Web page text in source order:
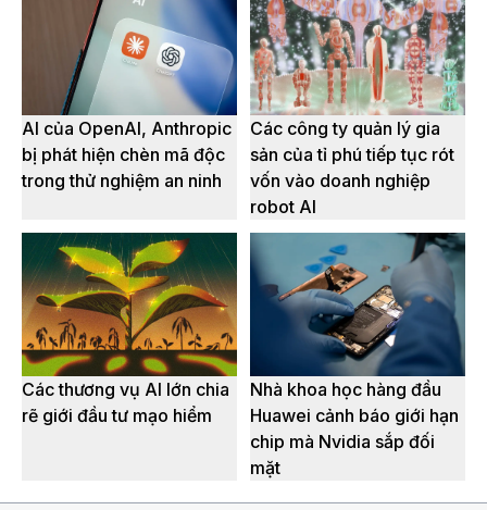
AI của OpenAI, Anthropic
bị phát hiện chèn mã độc
trong thử nghiệm an ninh
Các công ty quản lý gia
sản của tỉ phú tiếp tục rót
vốn vào doanh nghiệp
robot AI
Các thương vụ AI lớn chia
rẽ giới đầu tư mạo hiểm
Nhà khoa học hàng đầu
Huawei cảnh báo giới hạn
chip mà Nvidia sắp đối
mặt